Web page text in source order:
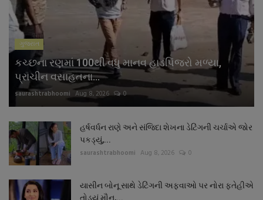
ગુજરાત
કચ્છના રણમાં 100થી વધુ માનવ હાડપિંજરો મળ્યા,
પ્રાચીન વસાહતના...
saurashtrabhoomi Aug 8, 2026 0
હર્ષવર્ધન રાણે અને સંજિદા શેખના ડેટિંગની ચર્ચાએ જોર
પકડ્યું,...
saurashtrabhoomi Aug 8, 2026 0
યાસીન બોનૂ સાથે ડેટિંગની અફવાઓ પર નોરા ફતેહીએ
તોડ્યું મૌન,...